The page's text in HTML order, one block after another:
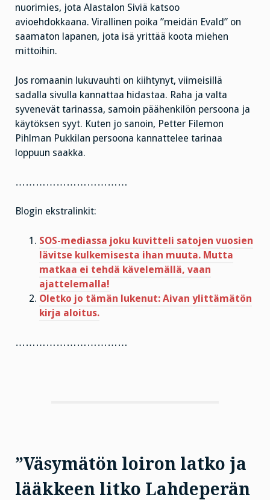
nuorimies, jota Alastalon Siviä katsoo
avioehdokkaana. Virallinen poika ”meidän Evald” on
saamaton lapanen, jota isä yrittää koota miehen
mittoihin.
Jos romaanin lukuvauhti on kiihtynyt, viimeisillä
sadalla sivulla kannattaa hidastaa. Raha ja valta
syvenevät tarinassa, samoin päähenkilön persoona ja
käytöksen syyt. Kuten jo sanoin, Petter Filemon
Pihlman Pukkilan persoona kannattelee tarinaa
loppuun saakka.
……………………………
Blogin ekstralinkit:
SOS-mediassa joku kuvitteli satojen vuosien
lävitse kulkemisesta ihan muuta. Mutta
matkaa ei tehdä kävelemällä, vaan
ajattelemalla!
Oletko jo tämän lukenut: Aivan ylittämätön
kirja aloitus.
……………………………
”Väsymätön loiron latko ja
lääkkeen litko Lahdeperän